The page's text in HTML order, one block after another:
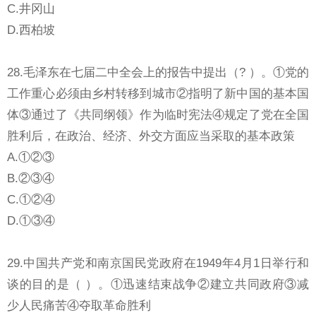
C.井冈山
D.西柏坡
28.毛泽东在七届二中全会上的报告中提出（? ）。①党的
工作重心必须由乡村转移到城市②指明了新中国的基本国
体③通过了《共同纲领》作为临时宪法④规定了党在全国
胜利后，在政治、经济、外交方面应当采取的基本政策
A.①②③
B.②③④
C.①②④
D.①③④
29.中国共产党和南京国民党政府在1949年4月1日举行和
谈的目的是（ ）。①迅速结束战争②建立共同政府③减
少人民痛苦④夺取革命胜利